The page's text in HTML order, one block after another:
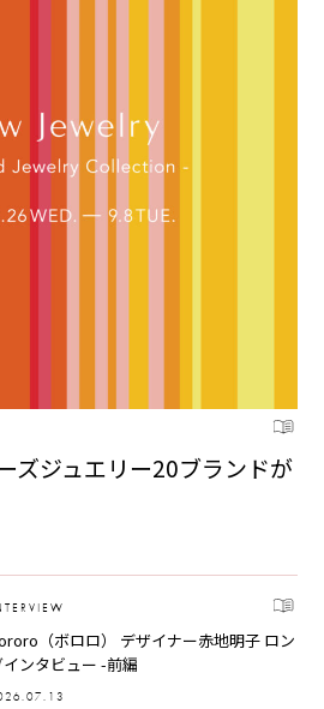
ズジュエリー20ブランドが
（ボロロ） デザイナー赤地明子 ロン
インタビュー -前編